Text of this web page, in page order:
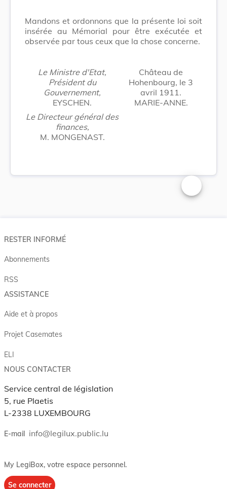
Mandons et ordonnons que la présente loi soit
insérée au Mémorial pour être exécutée et
observée par tous ceux que la chose concerne.
Le Ministre d'Etat,
Président du
Gouvernement,
EYSCHEN.
Le Directeur général des
finances,
M. MONGENAST.
Château de
Hohenbourg, le 3
avril 1911.
MARIE-ANNE.
Changer la
RESTER INFORMÉ
Abonnements
RSS
ASSISTANCE
Aide et à propos
Projet Casemates
ELI
NOUS CONTACTER
Service central de législation
5, rue Plaetis
L-2338 LUXEMBOURG
E-mail info@legilux.public.lu
My LegiBox, votre espace personnel.
Se connecter